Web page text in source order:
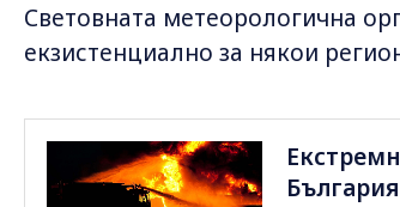
Световната метеорологична
екзистенциално за някои